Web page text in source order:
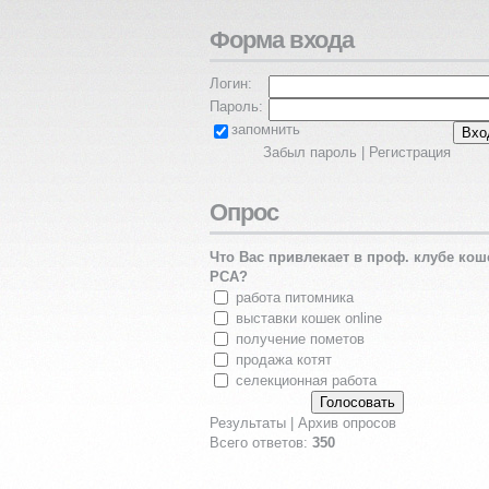
Форма входа
Логин:
Пароль:
запомнить
Забыл пароль
Регистрация
Опрос
Что Вас привлекает в проф. клубе
PCA?
работа питомника
выставки кошек online
получение пометов
продажа котят
селекционная работа
Результаты
Архив опросов
Всего ответов: 350